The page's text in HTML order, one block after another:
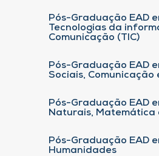
Pós-Graduação EAD
Tecnologias da
Comunicação (TIC)
Pós-Graduação EAD
Sociais, Comunicação
Pós-Graduação EAD
Naturais, Matemática
Pós-Graduação EAD
Humanidades